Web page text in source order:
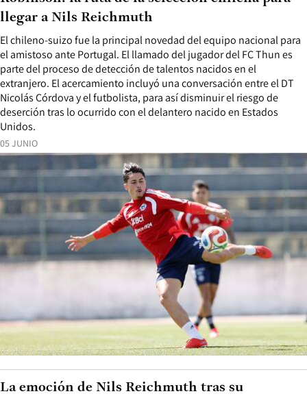
05 JUNIO
El chileno-suizo fue la principal novedad del equipo nacional para
el amistoso ante Portugal. El llamado del jugador del FC Thun es
parte del proceso de detección de talentos nacidos en el
extranjero. El acercamiento incluyó una conversación entre el DT
Nicolás Córdova y el futbolista, para así disminuir el riesgo de
deserción tras lo ocurrido con el delantero nacido en Estados
Unidos.
llegar a Nils Reichmuth
La emoción de Nils Reichmuth tras su